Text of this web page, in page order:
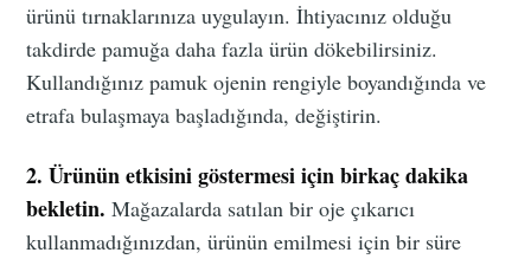
ürünü tırnaklarınıza uygulayın. İhtiyacınız olduğu
takdirde pamuğa daha fazla ürün dökebilirsiniz.
Kullandığınız pamuk ojenin rengiyle boyandığında ve
etrafa bulaşmaya başladığında, değiştirin.
2. Ürünün etkisini göstermesi için birkaç dakika
bekletin. Mağazalarda satılan bir oje çıkarıcı
kullanmadığınızdan, ürünün emilmesi için bir süre